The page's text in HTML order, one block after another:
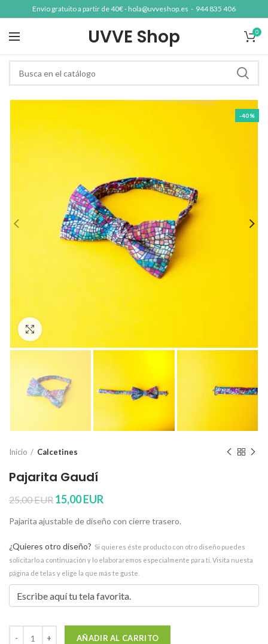
Envío gratuito a partir de 40€ -hola@uvveshop.es - 944 835 406
UVVE Shop 0
-40%
Inicio Calcetines
Pajarita Gaudí
25,00EUR El
original
25,00 EUR.
15,00EUR
actual
15,00 EUR.
Pajarita ajustable de diseño con cierre trasero.
¿Quieres otro diseño? Si quieres éste producto con otro diseño puedes
solicitarlo a continuación y lo elaboraremos especialmente para ti. Visita nuesta
página de telas y elige la que más te guste.
AÑADIR AL CARRITO